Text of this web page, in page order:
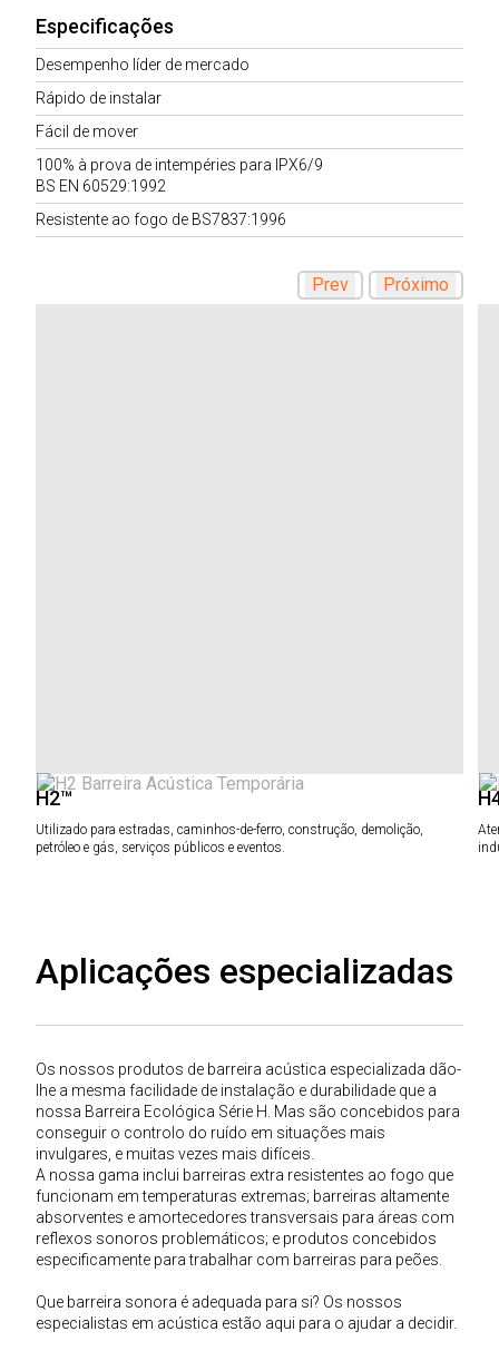
Especificações
Desempenho líder de mercado
Rápido de instalar
Fácil de mover
100% à prova de intempéries para IPX6/9
BS EN 60529:1992
Resistente ao fogo de BS7837:1996
Prev Próximo
H2™
Utilizado para estradas, caminhos-de-ferro, construção, demolição,
petróleo e gás, serviços públicos e eventos.
Aplicações especializadas
Os nossos produtos de barreira acústica especializada dão-
lhe a mesma facilidade de instalação e durabilidade que a
nossa Barreira Ecológica Série H. Mas são concebidos para
conseguir o controlo do ruído em situações mais
invulgares, e muitas vezes mais difíceis.
A nossa gama inclui barreiras extra resistentes ao fogo que
funcionam em temperaturas extremas; barreiras altamente
absorventes e amortecedores transversais para áreas com
reflexos sonoros problemáticos; e produtos concebidos
especificamente para trabalhar com barreiras para peões.
Que barreira sonora é adequada para si? Os nossos
especialistas em acústica estão aqui para o ajudar a decidir.